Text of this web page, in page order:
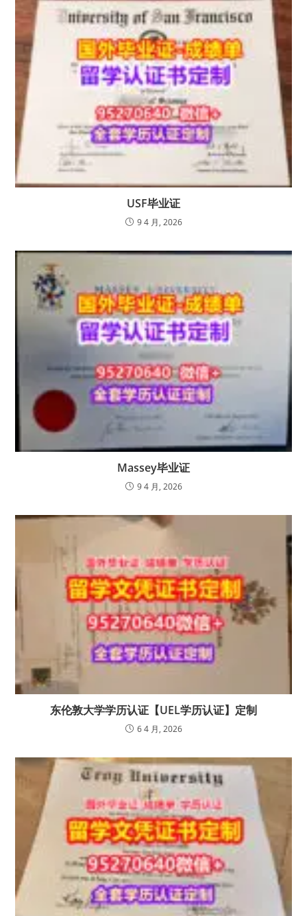
USF毕业证
9 4 月, 2026
Massey毕业证
9 4 月, 2026
东伦敦大学学历认证【UEL学历认证】定制
6 4 月, 2026